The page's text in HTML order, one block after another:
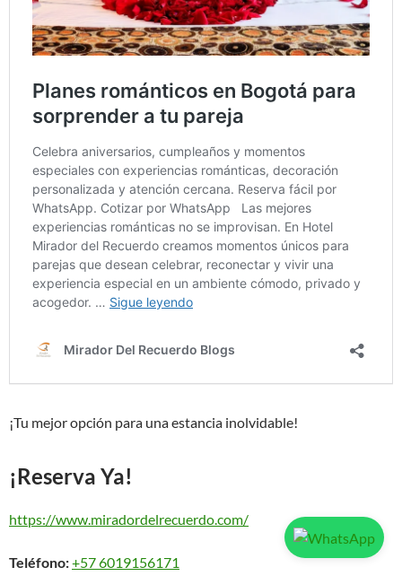
¡Tu mejor opción para una estancia inolvidable!
¡Reserva Ya!
https://www.miradordelrecuerdo.com/
Teléfono:+57 6019156171